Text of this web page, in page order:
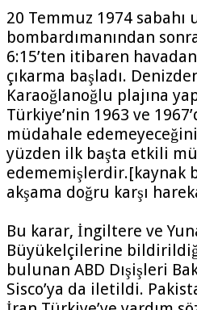
20 Temmuz 1974 sabahı
bombardımanından
6:15’ten itibaren
çıkarma başladı.
Karaoğlanoğlu plajına
Türkiye’nin 1963 ve
müdahale
yüzden ilk başta etkili
edememişlerdir.[kaynak
akşama doğru karşı
Bu karar, İngiltere ve
Büyükelçilerine
bulunan ABD Dışişleri
Sisco’ya da iletildi.